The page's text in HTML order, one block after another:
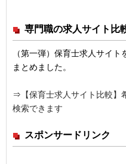
専門職の求人サイト比
（第一弾）保育士求人サイ
まとめました。
⇒ 【保育士求人サイト比較
検索できます
スポンサードリンク